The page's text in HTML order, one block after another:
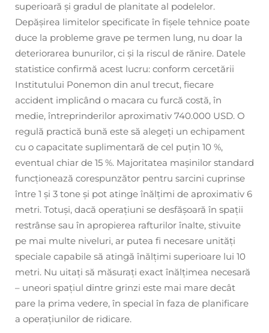
superioară și gradul de planitate al podelelor.
Depășirea limitelor specificate în fișele tehnice poate
duce la probleme grave pe termen lung, nu doar la
deteriorarea bunurilor, ci și la riscul de rănire. Datele
statistice confirmă acest lucru: conform cercetării
Institutului Ponemon din anul trecut, fiecare
accident implicând o macara cu furcă costă, în
medie, întreprinderilor aproximativ 740.000 USD. O
regulă practică bună este să alegeți un echipament
cu o capacitate suplimentară de cel puțin 10 %,
eventual chiar de 15 %. Majoritatea mașinilor standard
funcționează corespunzător pentru sarcini cuprinse
între 1 și 3 tone și pot atinge înălțimi de aproximativ 6
metri. Totuși, dacă operațiuni se desfășoară în spații
restrânse sau în apropierea rafturilor înalte, stivuite
pe mai multe niveluri, ar putea fi necesare unități
speciale capabile să atingă înălțimi superioare lui 10
metri. Nu uitați să măsurați exact înălțimea necesară
– uneori spațiul dintre grinzi este mai mare decât
pare la prima vedere, în special în faza de planificare
a operațiunilor de ridicare.